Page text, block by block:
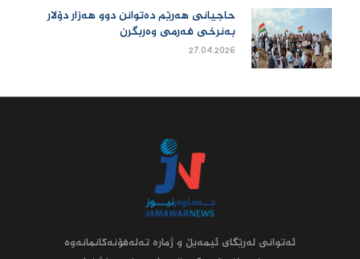
حاجیانی هەرێم دەتوانن دوو هەزار دۆلار
بەنرخی فەرمی وەربگرن
27.04.2026
ئه‌توانى له‌رێگاى ئیمه‌یڵ و ژماره‌ ته‌له‌فۆنه‌کانمانه‌وه‌